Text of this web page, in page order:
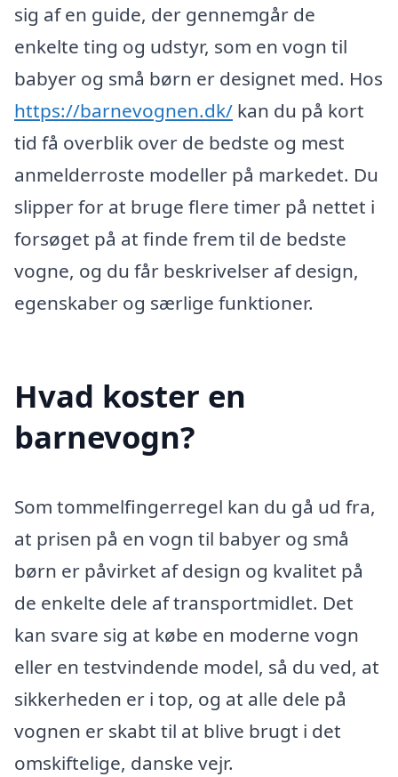
sig af en guide, der gennemgår de
enkelte ting og udstyr, som en vogn til
babyer og små børn er designet med. Hos
https://barnevognen.dk/ kan du på kort
tid få overblik over de bedste og mest
anmelderroste modeller på markedet. Du
slipper for at bruge flere timer på nettet i
forsøget på at finde frem til de bedste
vogne, og du får beskrivelser af design,
egenskaber og særlige funktioner.
Hvad koster en
barnevogn?
Som tommelfingerregel kan du gå ud fra,
at prisen på en vogn til babyer og små
børn er påvirket af design og kvalitet på
de enkelte dele af transportmidlet. Det
kan svare sig at købe en moderne vogn
eller en testvindende model, så du ved, at
sikkerheden er i top, og at alle dele på
vognen er skabt til at blive brugt i det
omskiftelige, danske vejr.